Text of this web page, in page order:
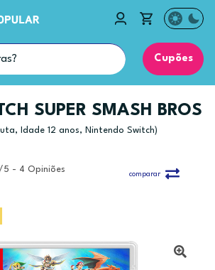
Cupões
SUPER SMASH BROS
Idade 12 anos, Nintendo Switch)
5 - 4 Opiniões
comparar